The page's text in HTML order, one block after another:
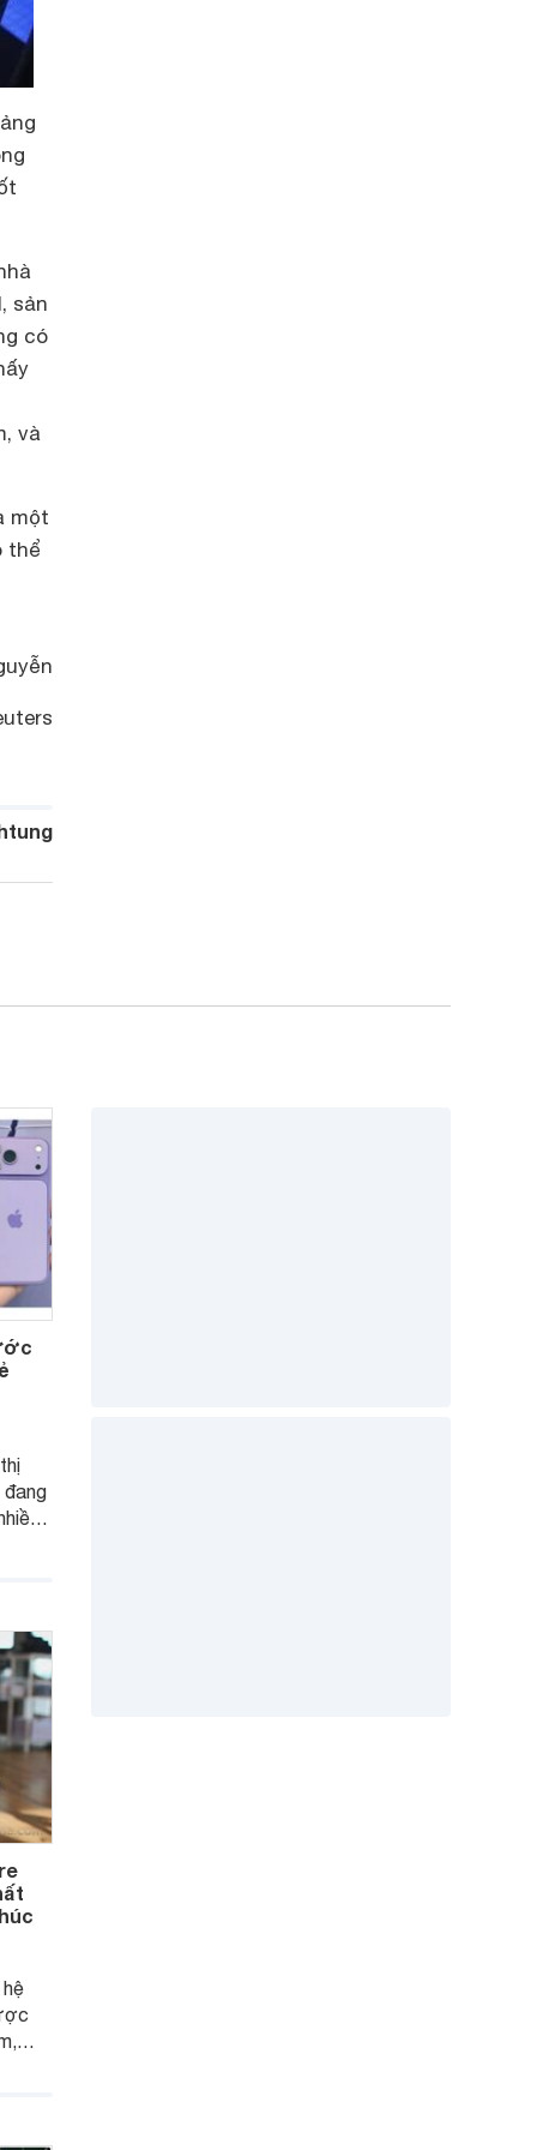
sản
có
và
một
thể